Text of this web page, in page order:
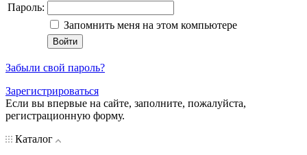
Пароль:
Запомнить меня на этом компьютере
Забыли свой пароль?
Зарегистрироваться
Если вы впервые на сайте, заполните, пожалуйста,
регистрационную форму.
Каталог